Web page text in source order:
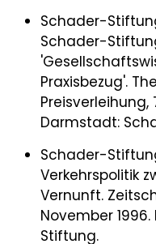
Schader-
Schader-
Praxisbezug'.
Preisverleihung,
Darmstadt:
Schader-
Verkehrspolitik
Vernunft.
November
Stiftung.